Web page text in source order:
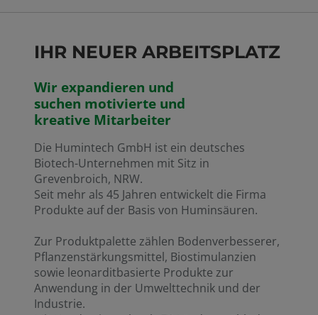
IHR NEUER ARBEITSPLATZ
Wir expandieren und
suchen motivierte und
kreative Mitarbeiter
Die Humintech GmbH ist ein deutsches
Biotech-Unternehmen mit Sitz in
Grevenbroich, NRW.
Seit mehr als 45 Jahren entwickelt die Firma
Produkte auf der Basis von Huminsäuren.
Zur Produktpalette zählen Bodenverbesserer,
Pflanzenstärkungsmittel, Biostimulanzien
sowie leonarditbasierte Produkte zur
Anwendung in der Umwelttechnik und der
Industrie.